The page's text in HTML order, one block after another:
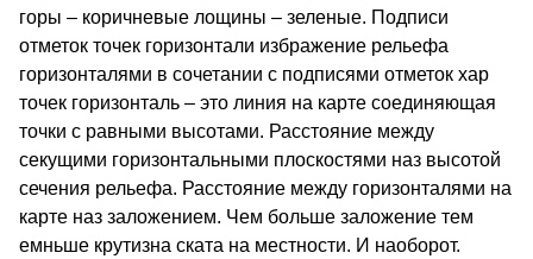
горы – коричневые лощины – зеленые. Подписи
отметок точек горизонтали избражение рельефа
горизонталями в сочетании с подписями отметок хар
точек горизонталь – это линия на карте соединяющая
точки с равными высотами. Расстояние между
секущими горизонтальными плоскостями наз высотой
сечения рельефа. Расстояние между горизонталями на
карте наз заложением. Чем больше заложение тем
емньше крутизна ската на местности. И наоборот.